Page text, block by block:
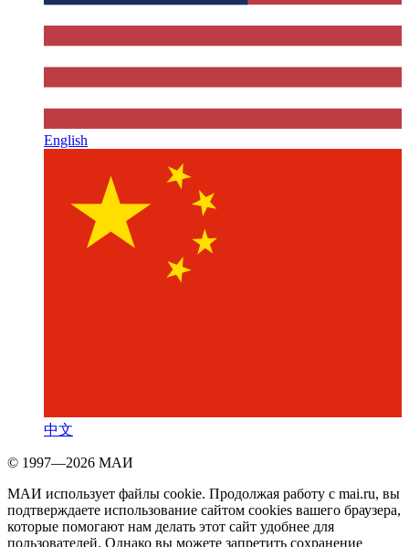
English
中文
© 1997—2026 МАИ
МАИ использует файлы cookie. Продолжая работу с mai.ru, вы
подтверждаете использование сайтом cookies вашего браузера,
которые помогают нам делать этот сайт удобнее для
пользователей. Однако вы можете запретить сохранение